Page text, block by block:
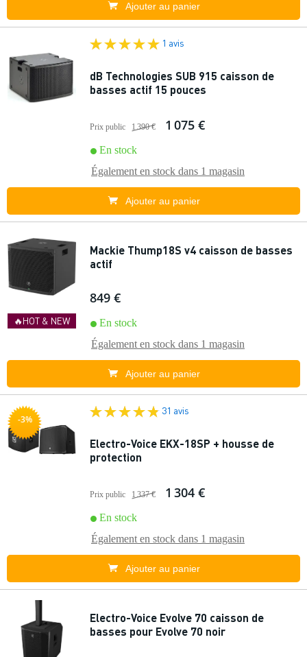
Ajouter au panier
1 avis
dB Technologies SUB 915 caisson de
basses actif 15 pouces
Prix public 1 390 € 1 075 €
En stock
Également en stock dans 1 magasin
Ajouter au panier
🔥HOT & NEW
Mackie Thump18S v4 caisson de basses
actif
849 €
En stock
Également en stock dans 1 magasin
Ajouter au panier
-3%
31 avis
Electro-Voice EKX-18SP + housse de
protection
Prix public 1 337 € 1 304 €
En stock
Également en stock dans 1 magasin
Ajouter au panier
Electro-Voice Evolve 70 caisson de
basses pour Evolve 70 noir